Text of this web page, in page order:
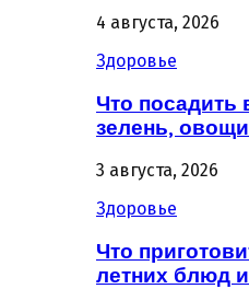
4 августа, 2026
Здоровье
Что посадить
зелень,
3 августа, 2026
Здоровье
Что
летних блюд